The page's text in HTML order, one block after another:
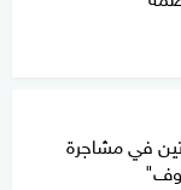
في مشاجرة